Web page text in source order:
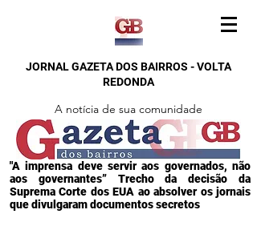
JORNAL GAZETA DOS BAIRROS - VOLTA
REDONDA
A notícia de sua comunidade
"A imprensa deve servir aos governados, não
aos governantes” Trecho da decisão da
Suprema Corte dos EUA ao absolver os jornais
que divulgaram documentos secretos